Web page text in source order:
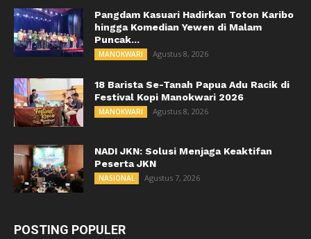
Pangdam Kasuari Hadirkan Toton Karibo
hingga Komedian Yewen di Malam
Puncak...
MANOKWARI Agustus 8, 2026
18 Barista Se-Tanah Papua Adu Racik di
Festival Kopi Manokwari 2026
MANOKWARI Agustus 8, 2026
NADI JKN: Solusi Menjaga Keaktifan
Peserta JKN
NASIONAL Agustus 7, 2026
POSTING POPULER